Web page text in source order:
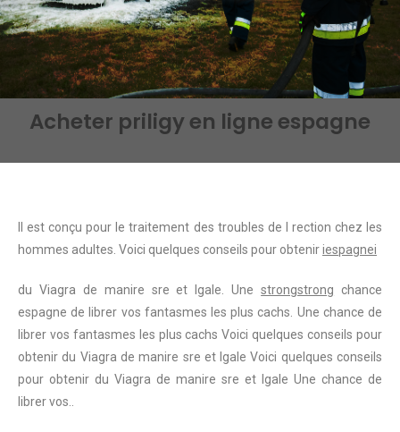
Acheter priligy en ligne espagne
Il est conçu pour le traitement des troubles de
l rection chez les
hommes adultes. Voici quelques conseils pour obteniriespagnei
du Viagra de manire sreet lgale. Unestrongstrong chance
espagne de librer vos fantasmes les plus cachs. Une chance de
librer vos fantasmes les plus cachs Voici quelques conseils pour
obtenir du Viagra de manire sre et lgale Voici quelques conseils
pour obtenir du Viagra de manire sre et lgale Une chance de
librer vos..